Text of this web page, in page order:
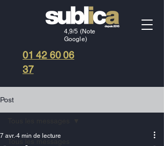
01 42 60 06
37
4,9/5 (Note
Google)
Post
7 avr. 4 min de lecture